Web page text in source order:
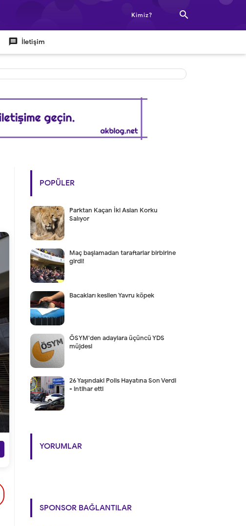

Kimiz?
message İletişim
POPÜLER
Parktan Kaçan İki Aslan Korku
Salıyor
Maç başlamadan taraftarlar birbirine
girdi!
Bacakları kesilen Yavru köpek
ÖSYM'den adaylara üçüncü YDS
müjdesi
26 Yaşındaki Polis Hayatına Son Verdi
- intihar etti
YORUMLAR
SPONSOR BAĞLANTILAR